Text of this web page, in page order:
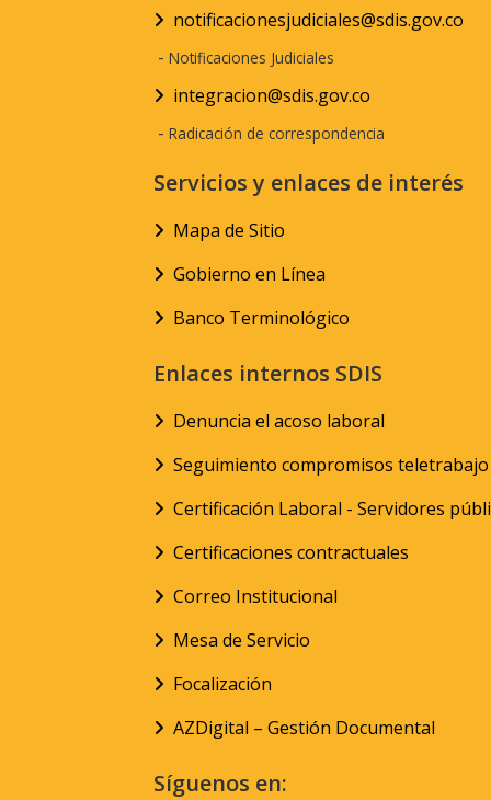
notificacionesjudiciales@sdis.gov.co
- Notificaciones Judiciales
integracion@sdis.gov.co
- Radicación de correspondencia
Servicios y enlaces de interés
Mapa de Sitio
Gobierno en Línea
Banco Terminológico
Enlaces internos SDIS
Denuncia el acoso laboral
Seguimiento compromisos teletrabajo
Certificación Laboral - Servidores
Certificaciones contractuales
Correo Institucional
Mesa de Servicio
Focalización
AZDigital – Gestión Documental
Síguenos en: